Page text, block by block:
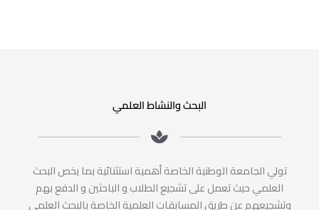
البحث والنشاط العلمي
تولي الجامعة الوطنية الخاصة أهمية استثنائية بما يخص البحث
العلمي حيث تعمل على تشجيع الطلاب و الباحثين و الدفع بهم
وتشجيعهم عن طريق المسابقات العلمية الخاصة بالبحث العلمي